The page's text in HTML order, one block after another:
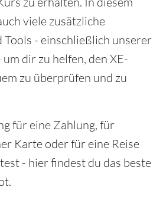
viele zusätzliche
- einschließlich unserer
dir zu helfen, den XE-
zu überprüfen und zu
für eine Zahlung, für
Karte oder für eine Reise
- hier findest du das beste